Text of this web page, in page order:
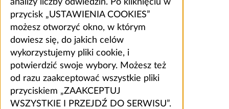
przycisk „USTAWIENIA COOKIES”
możesz otworzyć okno, w którym
dowiesz się, do jakich celów
wykorzystujemy pliki cookie, i
potwierdzić swoje wybory. Możesz też
od razu zaakceptować wszystkie pliki
przyciskiem „ZAAKCEPTUJ
WSZYSTKIE I PRZEJDŹ DO SERWISU”.